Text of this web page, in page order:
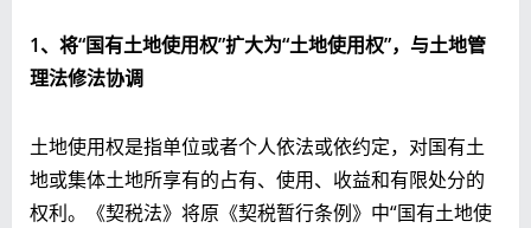
1、将“国有土地使用权”扩大为“土地使用权”，与土地管
理法修法协调
土地使用权是指单位或者个人依法或依约定，对国有土
地或集体土地所享有的占有、使用、收益和有限处分的
权利。《契税法》将原《契税暂行条例》中“国有土地使